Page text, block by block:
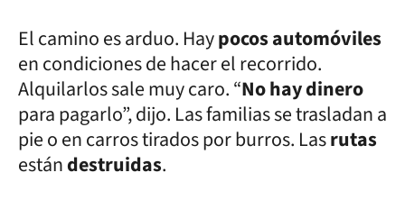
El camino es arduo. Haypocos automóviles
en condiciones de hacer el recorrido.
Alquilarlos sale muy caro. “No hay dinero
para pagarlo”, dijo. Las familias se trasladan a
pie o en carros tirados por burros. Lasrutas
estándestruidas.